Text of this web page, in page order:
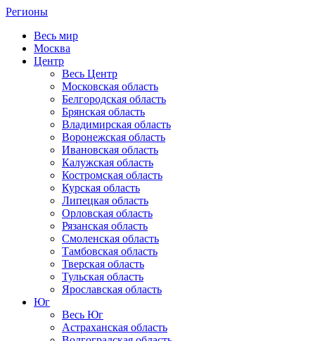
Регионы
Весь мир
Москва
Центр
Весь Центр
Московская область
Белгородская область
Брянская область
Владимирская область
Воронежская область
Ивановская область
Калужская область
Костромская область
Курская область
Липецкая область
Орловская область
Рязанская область
Смоленская область
Тамбовская область
Тверская область
Тульская область
Ярославская область
Юг
Весь Юг
Астраханская область